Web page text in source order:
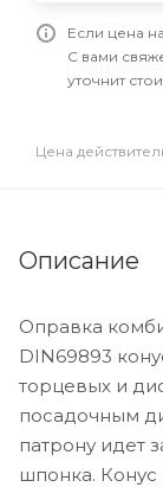
Если цена
С вами
уточнит
Цена
Описание
Оправка
DIN69893
торцевых и
посадочным
патрону идет
шпонка.